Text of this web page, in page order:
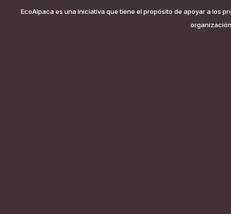
EcoAlpaca es una iniciativa que tiene el propósito de apoyar a los